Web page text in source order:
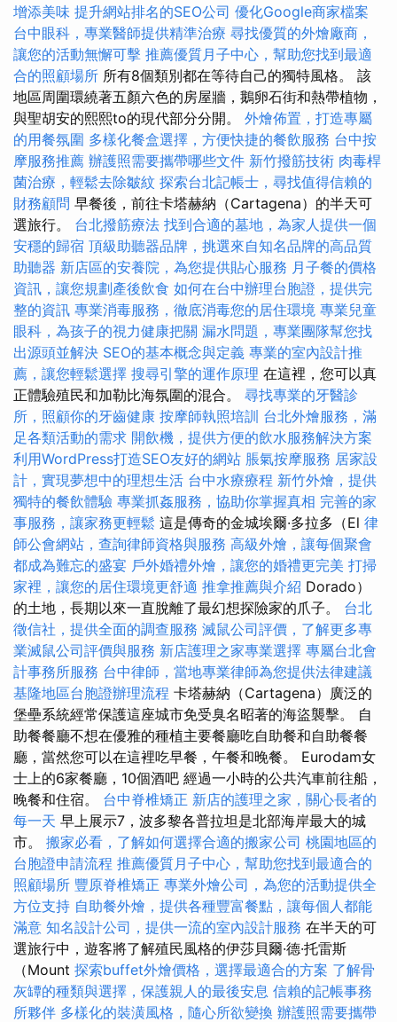
增添美味 提升網站排名的SEO公司 優化Google商家檔案
台中眼科，專業醫師提供精準治療 尋找優質的外燴廠商，
讓您的活動無懈可擊 推薦優質月子中心，幫助您找到最適
合的照顧場所 所有8個類別都在等待自己的獨特風格。 該
地區周圍環繞著五顏六色的房屋牆，鵝卵石街和熱帶植物，
與聖胡安的熙熙to的現代部分分開。 外燴佈置，打造專屬
的用餐氛圍 多樣化餐盒選擇，方便快捷的餐飲服務 台中按
摩服務推薦 辦護照需要攜帶哪些文件 新竹撥筋技術 肉毒桿
菌治療，輕鬆去除皺紋 探索台北記帳士，尋找值得信賴的
財務顧問 早餐後，前往卡塔赫納（Cartagena）的半天可
選旅行。 台北撥筋療法 找到合適的墓地，為家人提供一個
安穩的歸宿 頂級助聽器品牌，挑選來自知名品牌的高品質
助聽器 新店區的安養院，為您提供貼心服務 月子餐的價格
資訊，讓您規劃產後飲食 如何在台中辦理台胞證，提供完
整的資訊 專業消毒服務，徹底消毒您的居住環境 專業兒童
眼科，為孩子的視力健康把關 漏水問題，專業團隊幫您找
出源頭並解決 SEO的基本概念與定義 專業的室內設計推
薦，讓您輕鬆選擇 搜尋引擎的運作原理 在這裡，您可以真
正體驗殖民和加勒比海氛圍的混合。 尋找專業的牙醫診
所，照顧你的牙齒健康 按摩師執照培訓 台北外燴服務，滿
足各類活動的需求 開飲機，提供方便的飲水服務解決方案
利用WordPress打造SEO友好的網站 脹氣按摩服務 居家設
計，實現夢想中的理想生活 台中水療療程 新竹外燴，提供
獨特的餐飲體驗 專業抓姦服務，協助你掌握真相 完善的家
事服務，讓家務更輕鬆 這是傳奇的金城埃爾·多拉多（El 律
師公會網站，查詢律師資格與服務 高級外燴，讓每個聚會
都成為難忘的盛宴 戶外婚禮外燴，讓您的婚禮更完美 打掃
家裡，讓您的居住環境更舒適 推拿推薦與介紹 Dorado）
的土地，長期以來一直脫離了最幻想探險家的爪子。 台北
徵信社，提供全面的調查服務 滅鼠公司評價，了解更多專
業滅鼠公司評價與服務 新店護理之家專業選擇 專屬台北會
計事務所服務 台中律師，當地專業律師為您提供法律建議
基隆地區台胞證辦理流程 卡塔赫納（Cartagena）廣泛的
堡壘系統經常保護這座城市免受臭名昭著的海盜襲擊。 自
助餐餐廳不想在優雅的種植主要餐廳吃自助餐和自助餐餐
廳，當然您可以在這裡吃早餐，午餐和晚餐。 Eurodam女
士上的6家餐廳，10個酒吧 經過一小時的公共汽車前往船，
晚餐和住宿。 台中脊椎矯正 新店的護理之家，關心長者的
每一天 早上展示7，波多黎各普拉坦是北部海岸最大的城
市。 搬家必看，了解如何選擇合適的搬家公司 桃園地區的
台胞證申請流程 推薦優質月子中心，幫助您找到最適合的
照顧場所 豐原脊椎矯正 專業外燴公司，為您的活動提供全
方位支持 自助餐外燴，提供各種豐富餐點，讓每個人都能
滿意 知名設計公司，提供一流的室內設計服務 在半天的可
選旅行中，遊客將了解殖民風格的伊莎貝爾·德·托雷斯
（Mount 探索buffet外燴價格，選擇最適合的方案 了解骨
灰罈的種類與選擇，保護親人的最後安息 信賴的記帳事務
所夥伴 多樣化的裝潢風格，隨心所欲變換 辦護照需要攜帶